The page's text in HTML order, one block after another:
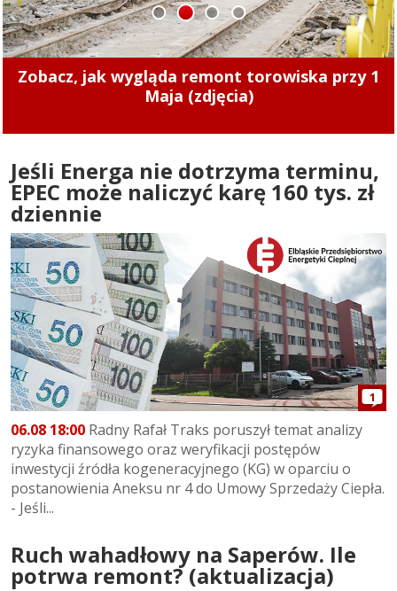
Zmiany cen ciepła w Elblągu. Nowe stawki
zaczęły obowiązywać od 1 sierpnia 2026 r.
1 2 3 4
Jeśli Energa nie dotrzyma terminu,
EPEC może naliczyć karę 160 tys. zł
dziennie
1
06.08 18:00 Radny Rafał Traks poruszył temat analizy
ryzyka finansowego oraz weryfikacji postępów
inwestycji źródła kogeneracyjnego (KG) w oparciu o
postanowienia Aneksu nr 4 do Umowy Sprzedaży Ciepła.
- Jeśli...
Ruch wahadłowy na Saperów. Ile
potrwa remont? (aktualizacja)